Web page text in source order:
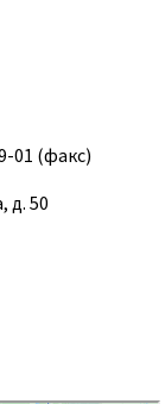
01 (факс)
д. 50